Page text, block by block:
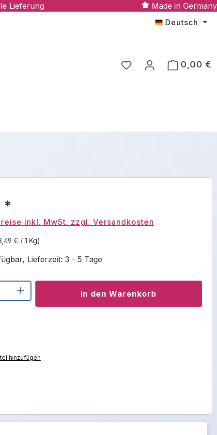
Lieferung
Made in Germany
Deutsch
0,00 €
*
inkl. MwSt. zzgl. Versandkosten
€ / 1 Kg)
Lieferzeit: 3 - 5 Tage
Gib den gewünschten Wert
In den Warenkorb
hinzufügen